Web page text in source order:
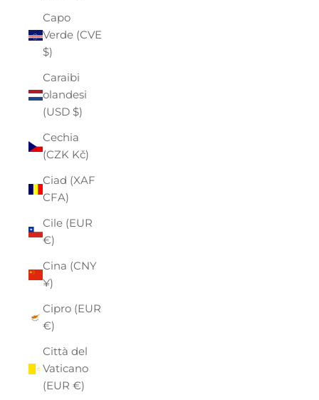
Capo
Verde (CVE
$)
Caraibi
olandesi
(USD $)
Cechia
(CZK Kč)
Ciad (XAF
CFA)
Cile (EUR
€)
Cina (CNY
¥)
Cipro (EUR
€)
Città del
Vaticano
(EUR €)